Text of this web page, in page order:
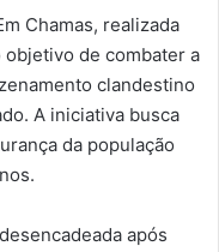
Chamas, realizada
de combater a
clandestino
A iniciativa busca
da população
após